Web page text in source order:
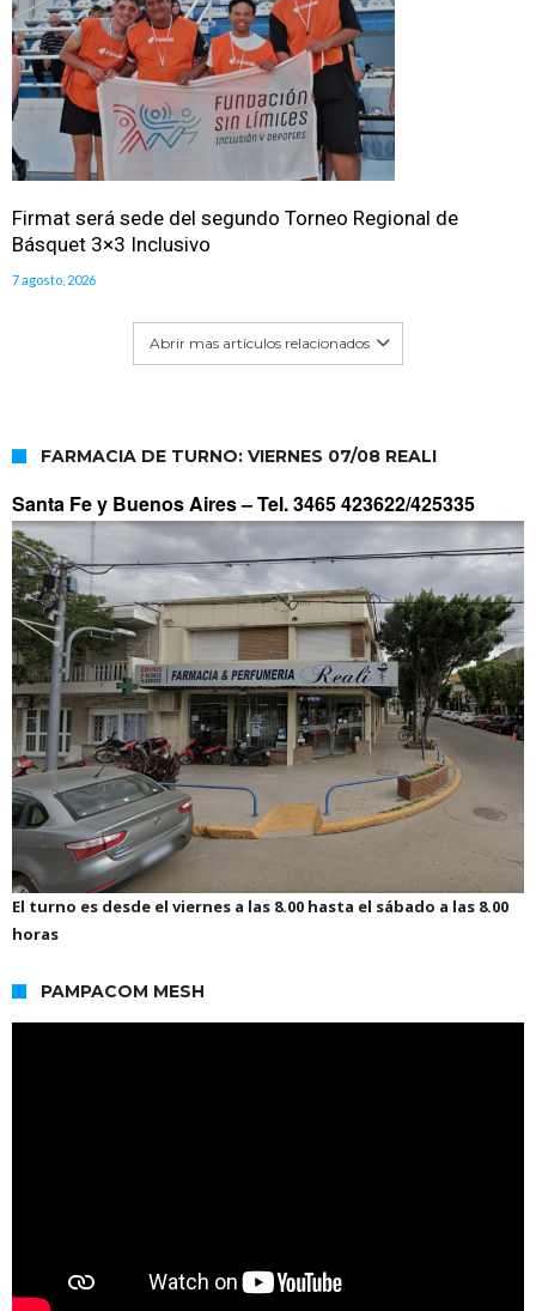
Firmat será sede del segundo Torneo Regional de
Básquet 3×3 Inclusivo
7 agosto, 2026
Abrir mas artículos relacionados
FARMACIA DE TURNO: VIERNES 07/08 REALI
Santa Fe y Buenos Aires –Tel. 3465 423622/425335
El turno es desde el viernes a las 8.00 hasta el sábado a las 8.00
horas
PAMPACOM MESH